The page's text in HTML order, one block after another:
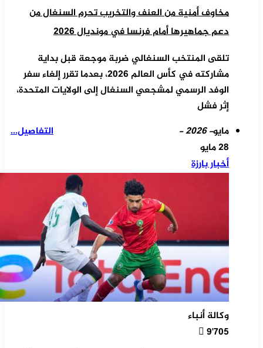
مخاوف أمنية من العنف والتخريب تحرم السنغال من
دعم جماهيرها أمام فرنسا في مونديال 2026
تلقى المنتخب السنغالي ضربة موجعة قبل بداية
مشاركته في كأس العالم 2026، بعدما تقرر إلغاء سفر
الوفد الرسمي لمشجعي السنغال إلى الولايات المتحدة،
إثر فشل
التفاصيل...
مايو- 2026 -
28 مايو
أخبار بارزة
وكالة أنباء
9٬705